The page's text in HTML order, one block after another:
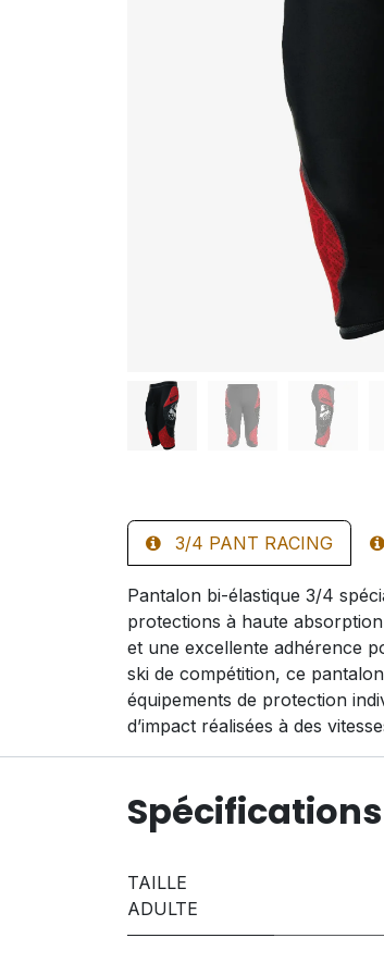
3/4 PANT RACING
Pantalon bi-élastique 3/4
protections à haute
et une excellente adhérence
ski de compétition, ce
équipements de protection
d’impact réalisées à des
Spécifications
TAILLE
ADULTE